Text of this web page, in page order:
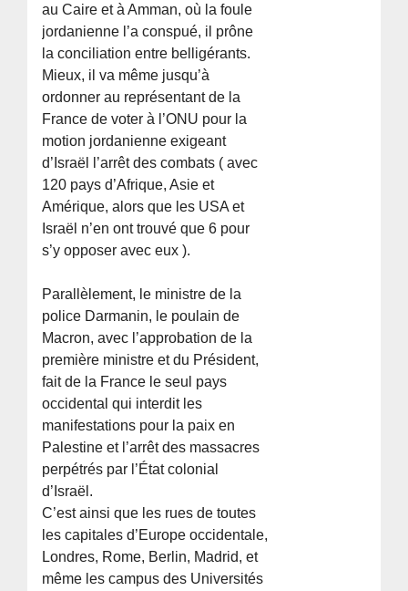
au Caire et à Amman, où la foule
jordanienne l’a conspué, il prône
la conciliation entre belligérants.
Mieux, il va même jusqu’à
ordonner au représentant de la
France de voter à l’ONU pour la
motion jordanienne exigeant
d’Israël l’arrêt des combats ( avec
120 pays d’Afrique, Asie et
Amérique, alors que les USA et
Israël n’en ont trouvé que 6 pour
s’y opposer avec eux ).
Parallèlement, le ministre de la
police Darmanin, le poulain de
Macron, avec l’approbation de la
première ministre et du Président,
fait de la France le seul pays
occidental qui interdit les
manifestations pour la paix en
Palestine et l’arrêt des massacres
perpétrés par l’État colonial
d’Israël.
C’est ainsi que les rues de toutes
les capitales d’Europe occidentale,
Londres, Rome, Berlin, Madrid, et
même les campus des Universités